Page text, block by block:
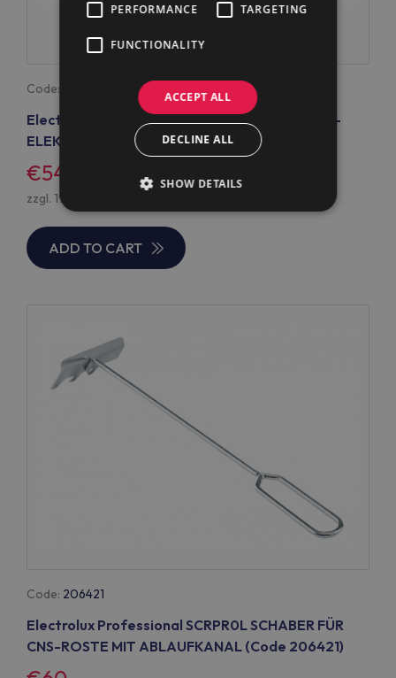
Code:
Electrolux Professional 7AC22 KORB FÜR 12-L-
ELEKTRO-TISCH-FRITEUSEN (Code 921629)
€54
zzgl. 19% USt., zzgl.
ADD TO CART
Code: 206421
Electrolux Professional SCRPR0L SCHABER FÜR
CNS-ROSTE MIT ABLAUFKANAL (Code 206421)
PERFORMANCE TARGETING
FUNCTIONALITY
ACCEPT ALL
DECLINE ALL
SHOW DETAILS